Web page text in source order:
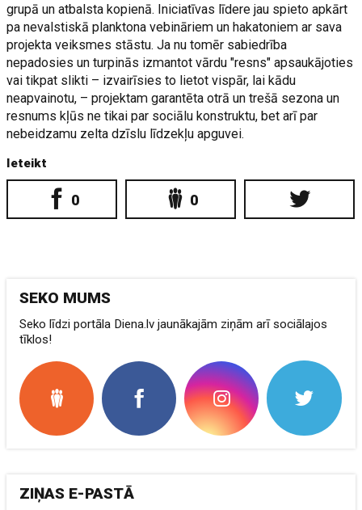
grupā un atbalsta kopienā. Iniciatīvas līdere jau spieto apkārt
pa nevalstiskā planktona vebināriem un hakatoniem ar sava
projekta veiksmes stāstu. Ja nu tomēr sabiedrība
nepadosies un turpinās izmantot vārdu "resns" apsaukājoties
vai tikpat slikti – izvairīsies to lietot vispār, lai kādu
neapvainotu, – projektam garantēta otrā un trešā sezona un
resnums kļūs ne tikai par sociālu konstruktu, bet arī par
nebeidzamu zelta dzīslu līdzekļu apguvei.
Ieteikt
0 0
SEKO MUMS
Seko līdzi portāla Diena.lv jaunākajām ziņām arī sociālajos
tīklos!
ZIŅAS E-PASTĀ